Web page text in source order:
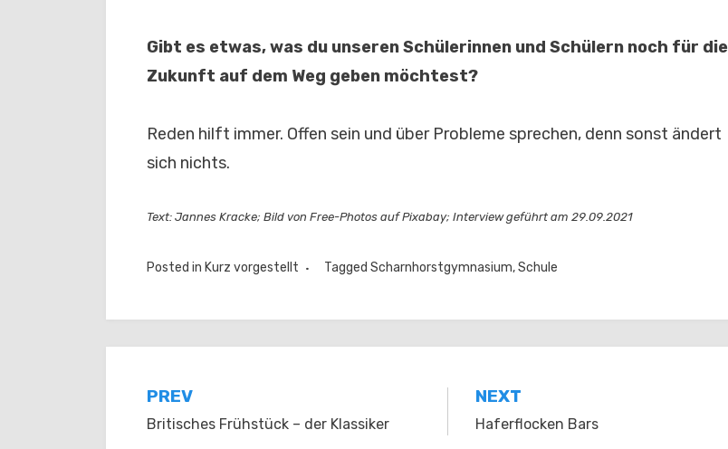
Gibt es etwas, was du unseren Schülerinnen und Schülern noch für die
Zukunft auf dem Weg geben möchtest?
Reden hilft immer. Offen sein und über Probleme sprechen, denn sonst ändert
sich nichts.
Text: Jannes Kracke; Bild von Free-Photos auf Pixabay; Interview geführt am 29.09.2021
Posted in Kurz vorgestellt Tagged Scharnhorstgymnasium,Schule
Beitragsnavigation
PREV
Britisches Frühstück – der Klassiker
NEXT
Haferflocken Bars